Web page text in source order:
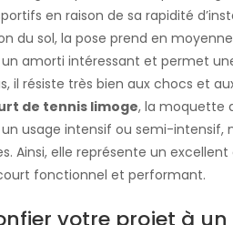
en raison de sa rapidité
du sol, la pose prend en
amorti intéressant et permet
il résiste très bien aux chocs et
de tennis limoge, la moquette
usage intensif ou semi-
Ainsi, elle représente un
fonctionnel et performant.
votre projet à